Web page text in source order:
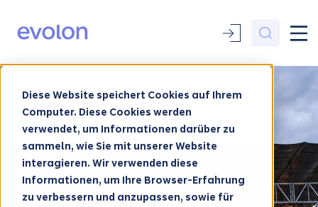
Diese Website speichert Cookies auf Ihrem
Computer. Diese Cookies werden
verwendet, um Informationen darüber zu
sammeln, wie Sie mit unserer Website
interagieren. Wir verwenden diese
Informationen, um Ihre Browser-Erfahrung
zu verbessern und anzupassen, sowie für